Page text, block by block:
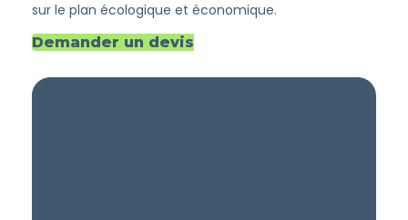
sur le plan écologique et économique.
Demander un devis